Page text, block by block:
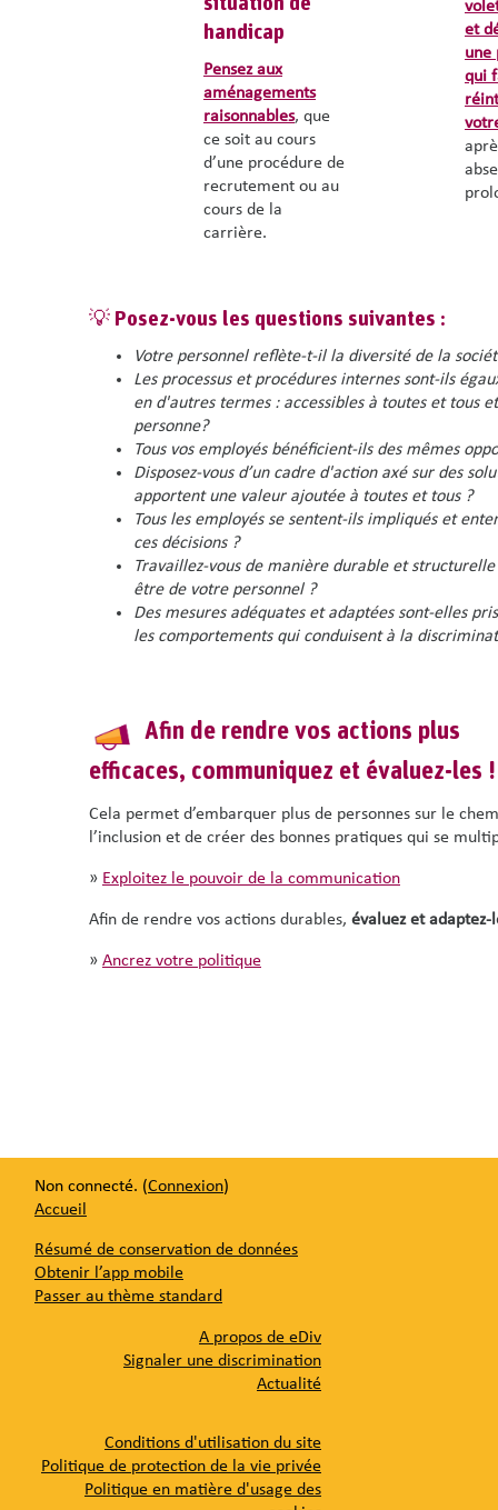
handicap
Pensez aux
aménagements
raisonnables, que
ce soit au cours
d’une procédure de
recrutement ou au
cours de la
carrière.
et
une
qui
💡 Posez-vous les questions suivantes :
Votre personnel reflète-t-il la diversité de la
Les processus et procédures internes sont-ils
en d'autres termes : accessibles à toutes et tous
personne?
Tous vos employés bénéficient-ils des mêmes
Disposez-vous d’un cadre d'action axé sur des
apportent une valeur ajoutée à toutes et tous ?
Tous les employés se sentent-ils impliqués et
ces décisions ?
Travaillez-vous de manière durable et
être de votre personnel ?
Des mesures adéquates et adaptées sont-elles
les comportements qui conduisent à la
Afin de rendre vos actions plus
efficaces, communiquez et évaluez-les !
Cela permet d’embarquer plus de personnes sur le
l’inclusion et de créer des bonnes pratiques qui se
» Exploitez le pouvoir de la communication
Afin de rendre vos actions durables, évaluez et adaptez-
» Ancrez votre politique
Non connecté. (Connexion)
Accueil
Résumé de conservation de données
Obtenir l’app mobile
Passer au thème standard
A propos de eDiv
Signaler une discrimination
Actualité
Conditions d'utilisation du site
Politique de protection de la vie privée
Politique en matière d'usage des